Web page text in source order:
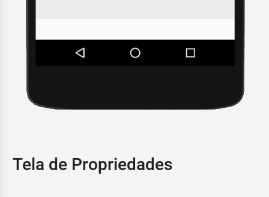
Tela de Propriedades